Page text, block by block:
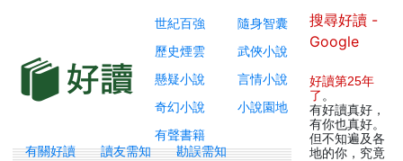
世紀百強
隨身智囊
歷史煙雲
武俠小說
懸疑小說
言情小說
奇幻小說
小說園地
有聲書籍
有關好讀 讀友需知
勘誤需知
搜尋好讀 -
Google
好讀第25年
了 。
有好讀真好，
有你也真好。
但不知遍及各
地的你，究竟